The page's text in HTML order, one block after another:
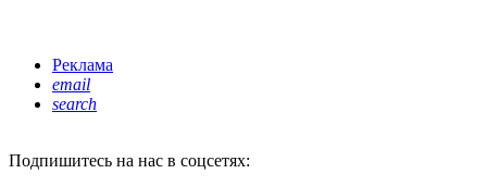
Реклама
email
search
Подпишитесь на нас в соцсетях: